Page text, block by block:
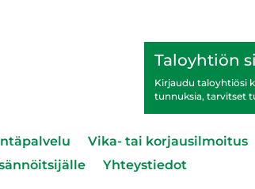
Taloyhtiön
Kirjaudu taloyhtiösi
tunnuksia, tarvitset
Vika- tai korjausilmoitus
Yhteystiedot